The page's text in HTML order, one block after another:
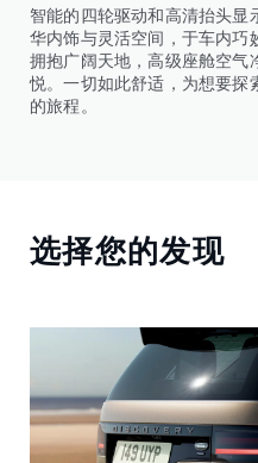
智能的四轮驱动和高清抬头
华内饰与灵活空间，于车内巧
拥抱广阔天地，高级座舱空气
悦。一切如此舒适，为想要探
的旅程。
选择您的发现